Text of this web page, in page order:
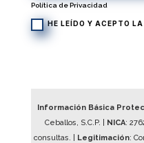
Política de Privacidad
HE LEÍDO Y ACEPTO LA
Información Básica
Ceballos, S.C.P. |
NICA:
consultas. |
Legitimación: